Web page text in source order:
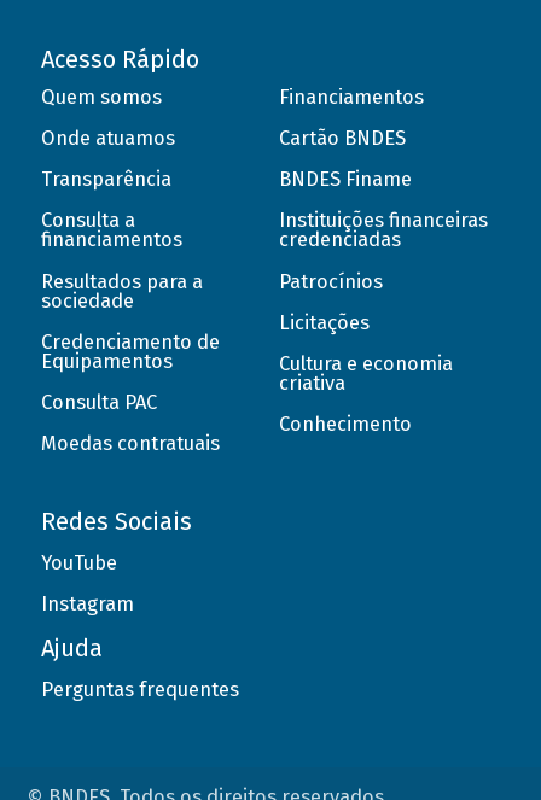
Acesso Rápido
Quem somos
Onde atuamos
Transparência
Consulta a
financiamentos
Resultados para a
sociedade
Credenciamento de
Equipamentos
Consulta PAC
Moedas contratuais
Financiamentos
Cartão BNDES
BNDES Finame
Instituições financeiras
credenciadas
Patrocínios
Licitações
Cultura e economia
criativa
Conhecimento
Redes Sociais
YouTube
Instagram
Ajuda
Perguntas frequentes